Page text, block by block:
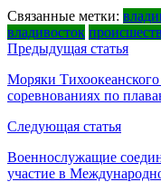
Связанные метки:
владивосток
Навигация
по
записям
Предыдущая статья
Моряки
соревнованиях по
Следующая статья
Военнослужащие
участие в